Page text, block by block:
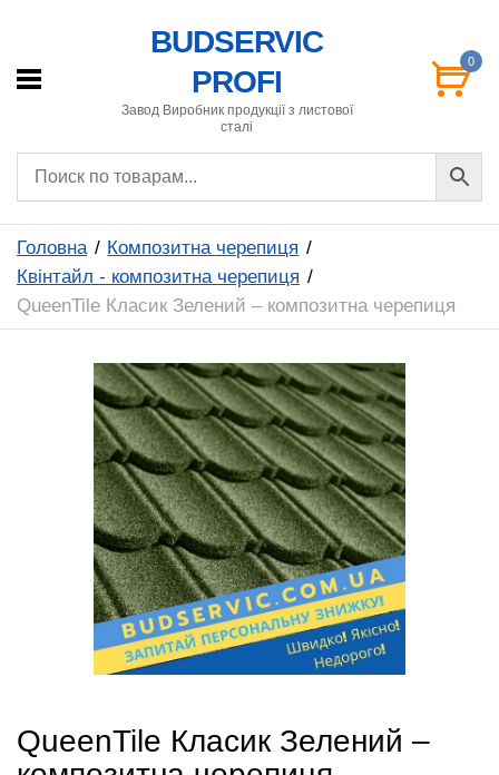
BUDSERVIC
PROFI
Завод Виробник продукції з листової
сталі
0
Головна
Композитна черепиця
Квінтайл - композитна черепиця
QueenTile Класик Зелений – композитна черепиця
QueenTile Класик Зелений –